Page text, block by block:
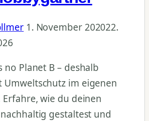
1. November 202022.
no Planet B – deshalb
Umweltschutz im eigenen
Erfahre, wie du deinen
gestaltest und